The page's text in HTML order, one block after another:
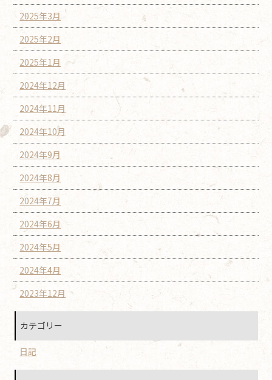
2025年3月
2025年2月
2025年1月
2024年12月
2024年11月
2024年10月
2024年9月
2024年8月
2024年7月
2024年6月
2024年5月
2024年4月
2023年12月
カテゴリー
日記